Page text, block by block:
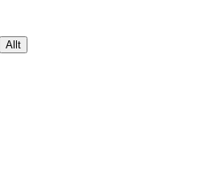
Allt